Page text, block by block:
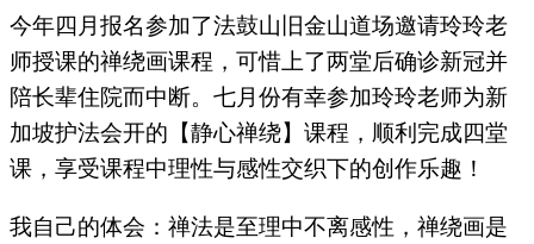
今年四月报名参加了法鼓山旧金山道场邀请玲玲老
师授课的禅绕画课程，可惜上了两堂后确诊新冠并
陪长辈住院而中断。七月份有幸参加玲玲老师为新
加坡护法会开的【静心禅绕】课程，顺利完成四堂
课，享受课程中理性与感性交织下的创作乐趣！
我自己的体会：禅法是至理中不离感性，禅绕画是